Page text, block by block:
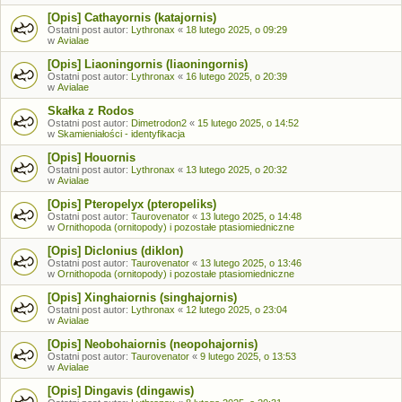
[Opis] Cathayornis (katajornis)
Ostatni post autor: Lythronax « 18 lutego 2025, o 09:29
w Avialae
[Opis] Liaoningornis (liaoningornis)
Ostatni post autor: Lythronax « 16 lutego 2025, o 20:39
w Avialae
Skałka z Rodos
Ostatni post autor: Dimetrodon2 « 15 lutego 2025, o 14:52
w Skamieniałości - identyfikacja
[Opis] Houornis
Ostatni post autor: Lythronax « 13 lutego 2025, o 20:32
w Avialae
[Opis] Pteropelyx (pteropeliks)
Ostatni post autor: Taurovenator « 13 lutego 2025, o 14:48
w Ornithopoda (ornitopody) i pozostałe ptasiomiedniczne
[Opis] Diclonius (diklon)
Ostatni post autor: Taurovenator « 13 lutego 2025, o 13:46
w Ornithopoda (ornitopody) i pozostałe ptasiomiedniczne
[Opis] Xinghaiornis (singhajornis)
Ostatni post autor: Lythronax « 12 lutego 2025, o 23:04
w Avialae
[Opis] Neobohaiornis (neopohajornis)
Ostatni post autor: Taurovenator « 9 lutego 2025, o 13:53
w Avialae
[Opis] Dingavis (dingawis)